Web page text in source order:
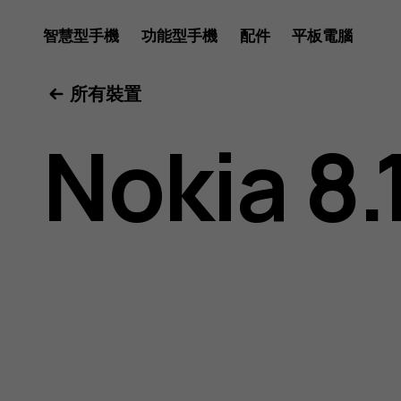
Nokia
8.1
用
智慧型手機 功能型手機 配件 平板電腦
所有裝置
Nokia